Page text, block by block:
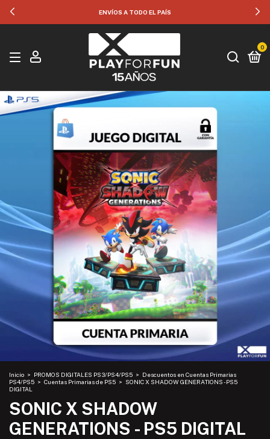
35% OFF POR TRANSFERENCIA
0
Inicio > PROMOS DIGITALES PS3/PS4/PS5 > Descuentos en Cuentas Primarias
PS4/PS5 > Cuentas Primarias de PS5 > SONIC X SHADOW GENERATIONS - PS5
DIGITAL
SONIC X SHADOW
GENERATIONS - PS5 DIGITAL